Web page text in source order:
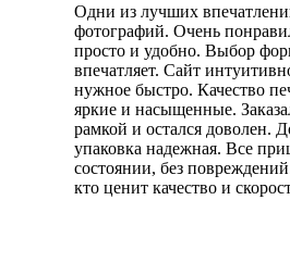
Одни из лучших
фотографий. Очень
просто и удобно. Выбор
впечатляет. Сайт
нужное быстро. Качество
яркие и насыщенные.
рамкой и остался доволен.
упаковка надежная. Все
состоянии, без
кто ценит качество и